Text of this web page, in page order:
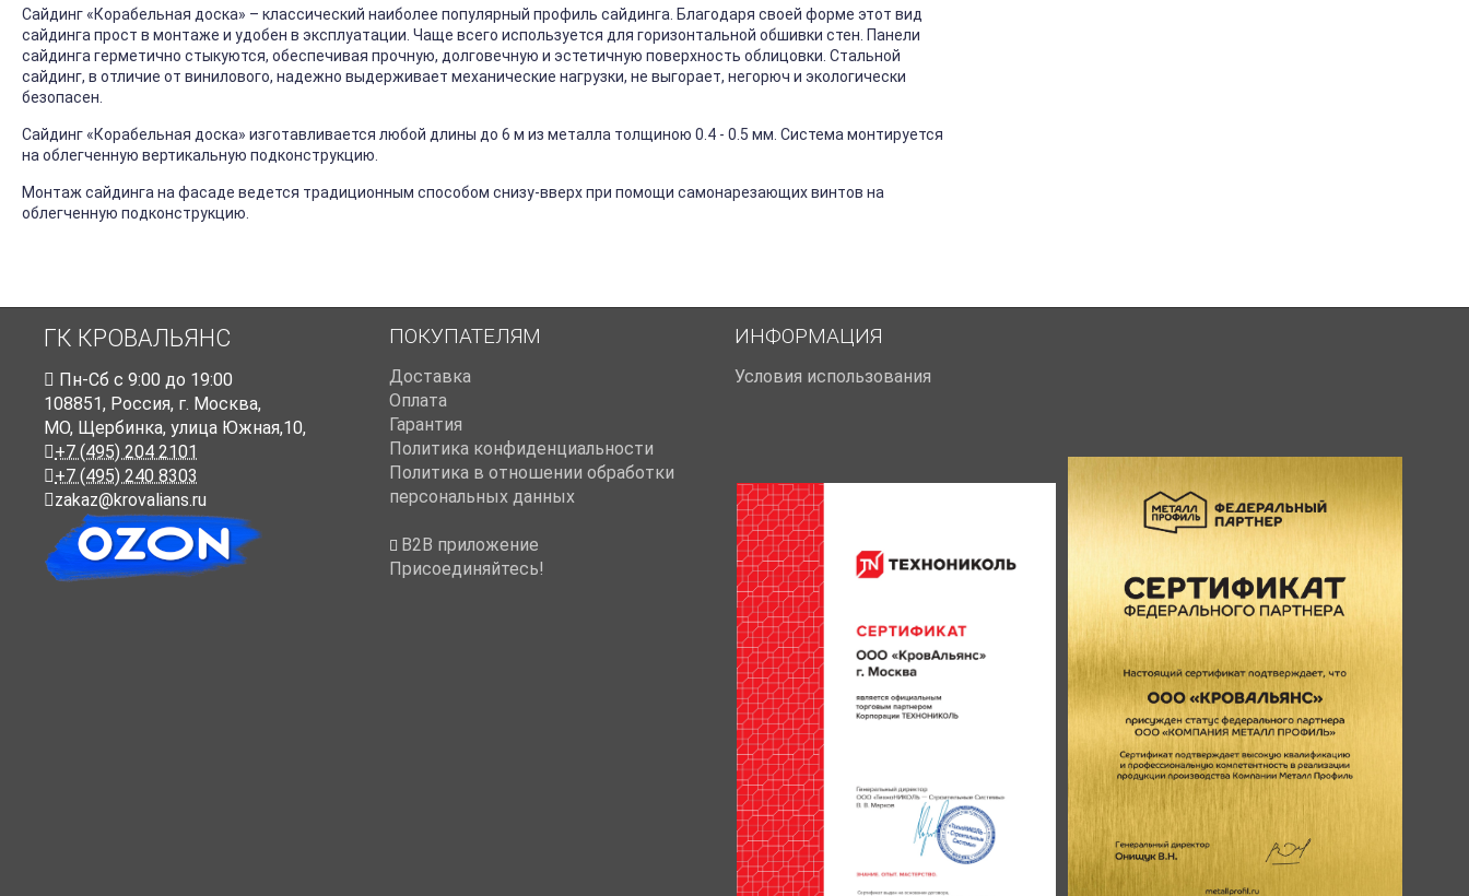
Сайдинг «Корабельная доска» – классический наиболее популярный профиль сайдинга. Благодаря своей форме этот вид
сайдинга прост в монтаже и удобен в эксплуатации. Чаще всего используется для горизонтальной обшивки стен. Панели
сайдинга герметично стыкуются, обеспечивая прочную, долговечную и эстетичную поверхность облицовки. Стальной
сайдинг, в отличие от винилового, надежно выдерживает механические нагрузки, не выгорает, негорюч и экологически
безопасен.
Сайдинг «Корабельная доска» изготавливается любой длины до 6 м из металла толщиною 0.4 - 0.5 мм. Система монтируется
на облегченную вертикальную подконструкцию.
Монтаж сайдинга на фасаде ведется традиционным способом снизу-вверх при помощи самонарезающих винтов на
облегченную подконструкцию.
ГК КРОВАЛЬЯНС
Пн-Cб с 9:00 до 19:00
108851, Россия, г. Москва,
МО, Щербинка, улица Южная,10,
+7 (495) 204 2101
+7 (495) 240 8303
zakaz@krovalians.ru
ПОКУПАТЕЛЯМ
Доставка
Оплата
Гарантия
Политика конфиденциальности
Политика в отношении обработки
персональных данных
B2B приложение
Присоединяйтесь!
ИНФОРМАЦИЯ
Условия использования